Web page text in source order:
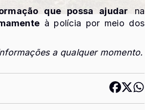
que possa ajudar na
à polícia por meio dos
a qualquer momento.